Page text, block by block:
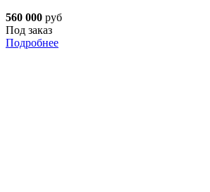
560 000 руб
Под заказ
Подробнее